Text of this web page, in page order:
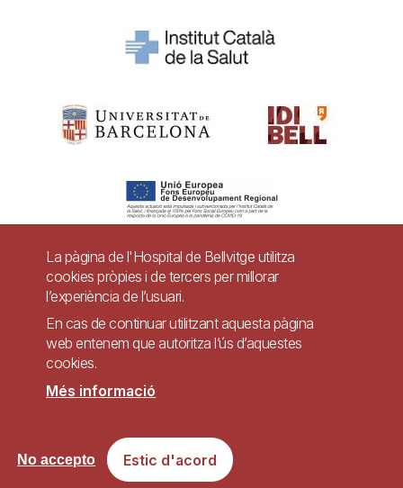
Pie
página
Contacte
Accessibilitat Avís legal Ajuda
Lloc web accessible de conformitat amb el Reial Decret 1112/2018, de 7 de
setembre, sobre accessibilitat dels llocs web i aplicacions per a dispositius
mòbils del sector públic.
La pàgina de l'Hospital de Bellvitge utilitza
cookies pròpies i de tercers per millorar
l’experiència de l’usuari.
En cas de continuar utilitzant aquesta pàgina
web entenem que autoritza l’ús d’aquestes
cookies.
Més informació
Estic d'acord
No accepto